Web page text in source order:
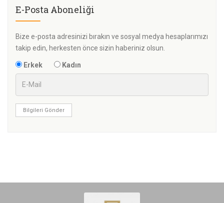
E-Posta Aboneliği
Bize e-posta adresinizi bırakın ve sosyal medya hesaplarımızı
takip edin, herkesten önce sizin haberiniz olsun.
Erkek Kadın
Bilgileri Gönder